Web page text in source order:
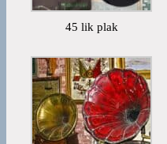
45 lik plak